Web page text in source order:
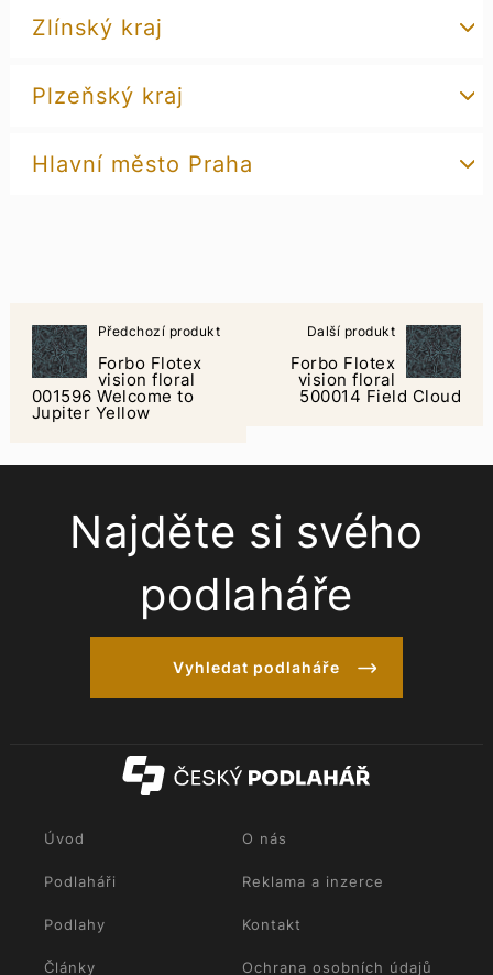
Zlínský kraj
Plzeňský kraj
Hlavní město Praha
Předchozí produkt
Forbo Flotex
vision floral
001596 Welcome to
Jupiter Yellow
Další produkt
Forbo Flotex
vision floral
500014 Field Cloud
Najděte si svého
podlaháře
Vyhledat podlaháře
Úvod O nás
Podlaháři Reklama a inzerce
Podlahy Kontakt
Články Ochrana osobních údajů